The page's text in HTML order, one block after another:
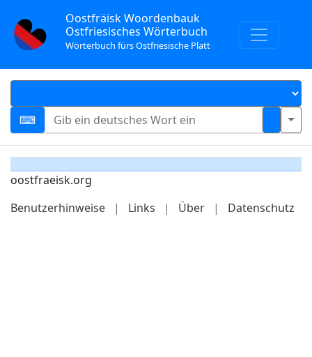
Oostfräisk Woordenbauk
Ostfriesisches Wörterbuch
Wörterbuch fürs Ostfriesische Platt
oostfraeisk.org
Benutzerhinweise
| Links | Über | Datenschutz